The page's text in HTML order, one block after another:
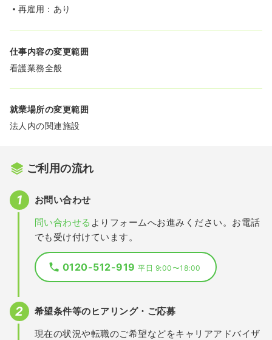
再雇用：あり
仕事内容の変更範囲
看護業務全般
就業場所の変更範囲
法人内の関連施設
ご利用の流れ
お問い合わせ
問い合わせる よりフォームへお進みください。お電話
でも受け付けています。
0120-512-919平日 9:00〜18:00
希望条件等のヒアリング・ご応募
現在の状況や転職のご希望などをキャリアアドバイザ